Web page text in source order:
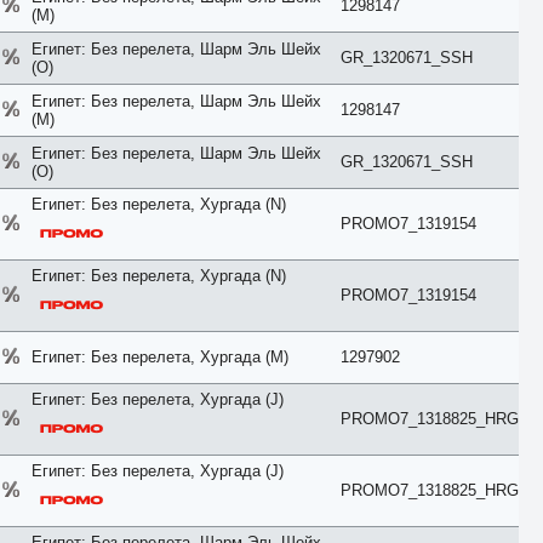
Люкс
Пентхаус
Повышенной комфортности
Полулюкс
Представительский
Премиум
Привилегия
Семейный
Студия
Таунхаус
Терраса
Цоколь
Частичные удобства
Эконом
ЮФО
(M)
1298147
Египет: Без перелета, Шарм Эль Шейх
(O)
GR_1320671_SSH
Египет: Без перелета, Шарм Эль Шейх
(M)
1298147
Египет: Без перелета, Шарм Эль Шейх
(O)
GR_1320671_SSH
Египет: Без перелета, Хургада (N)
PROMO7_1319154
Египет: Без перелета, Хургада (N)
PROMO7_1319154
Египет: Без перелета, Хургада (M) 1297902
Египет: Без перелета, Хургада (J)
PROMO7_1318825_HRG
Египет: Без перелета, Хургада (J)
PROMO7_1318825_HRG